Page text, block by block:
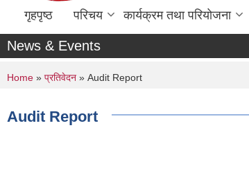
गृहपृष्ठ परिचय कार्यक्रम तथा परियोजना
News & Events
You are here
Home » प्रतिवेदन » Audit Report
Audit Report